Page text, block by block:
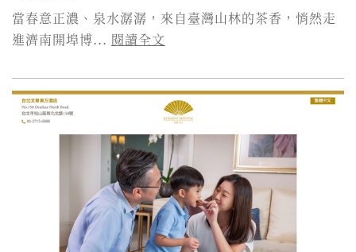
當春意正濃、泉水潺潺，來自臺灣山林的茶香，悄然走
進濟南開埠博... 閱讀全文